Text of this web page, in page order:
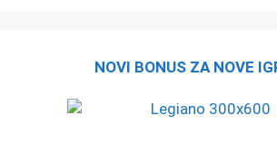
NOVI BONUS ZA NOVE